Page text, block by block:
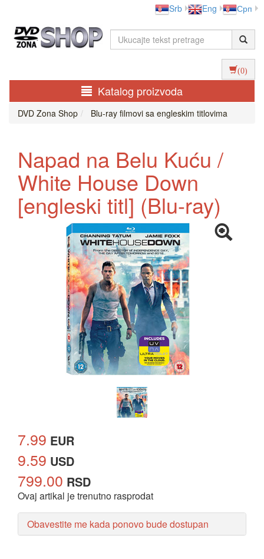
Srb Eng Срп
(0)
Katalog proizvoda
DVD Zona Shop Blu-ray filmovi sa engleskim titlovima
Napad na Belu Kuću /
White House Down
[engleski titl] (Blu-ray)
7.99 EUR
9.59 USD
799.00 RSD
Ovaj artikal je trenutno rasprodat
Obavestite me kada ponovo bude dostupan